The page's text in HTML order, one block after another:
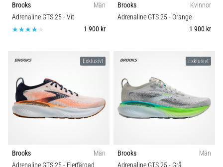
vanligaste
orsakerna
är
Vad
beror
det…
Visa
Brooks
Män
Adrenaline GTS 25- Vit
1 900 kr
Brooks
Kvinnor
Adrenaline GTS 25- Orange
1 900 kr
Exklusivt
Brooks
Män
Exklusivt
Brooks
Män